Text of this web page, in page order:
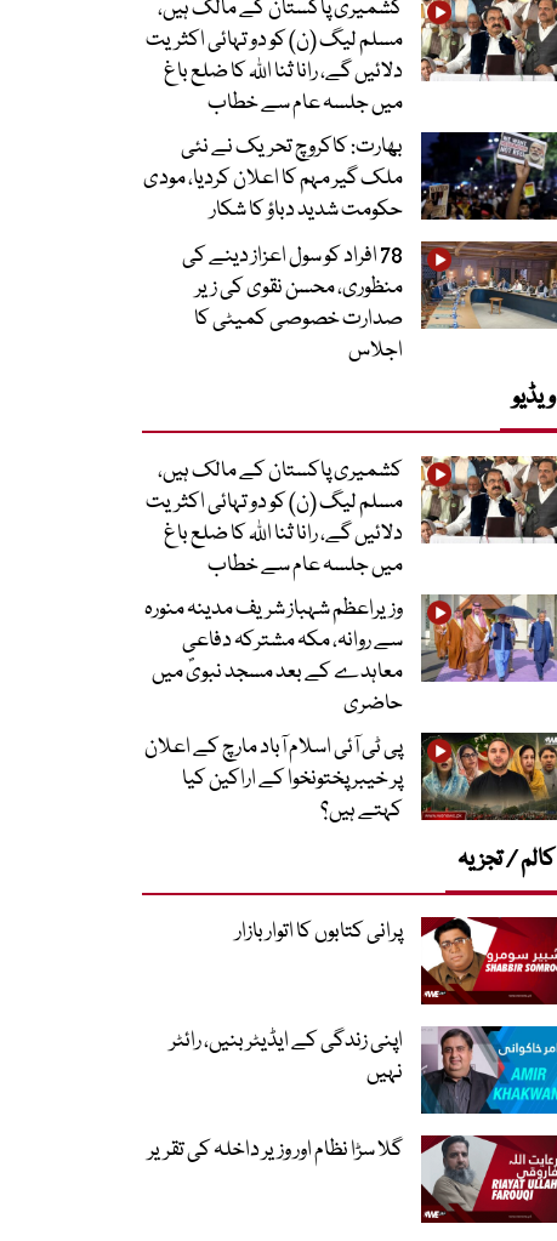
کشمیری پاکستان کے مالک ہیں،
مسلم لیگ (ن) کو دو تہائی اکثریت
دلائیں گے، رانا ثنا اللہ کا ضلع باغ
میں جلسہ عام سے خطاب
بھارت: کاکروچ تحریک نے نئی
ملک گیر مہم کا اعلان کردیا، مودی
حکومت شدید دباؤ کا شکار
78 افراد کو سول اعزاز دینے کی
منظوری، محسن نقوی کی زیر
صدارت خصوصی کمیٹی کا
اجلاس
ویڈیو
کشمیری پاکستان کے مالک ہیں،
مسلم لیگ (ن) کو دو تہائی اکثریت
دلائیں گے، رانا ثنا اللہ کا ضلع باغ
میں جلسہ عام سے خطاب
وزیراعظم شہباز شریف مدینہ منورہ
سے روانہ، مکہ مشترکہ دفاعی
معاہدے کے بعد مسجد نبویؐ میں
حاضری
پی ٹی آئی اسلام آباد مارچ کے اعلان
پر خیبر پختونخوا کے اراکین کیا
کہتے ہیں؟
کالم / تجزیہ
پرانی کتابوں کا اتوار بازار
اپنی زندگی کے ایڈیٹر بنیں، رائٹر
نہیں
گلا سڑا نظام اور وزیر داخلہ کی تقریر